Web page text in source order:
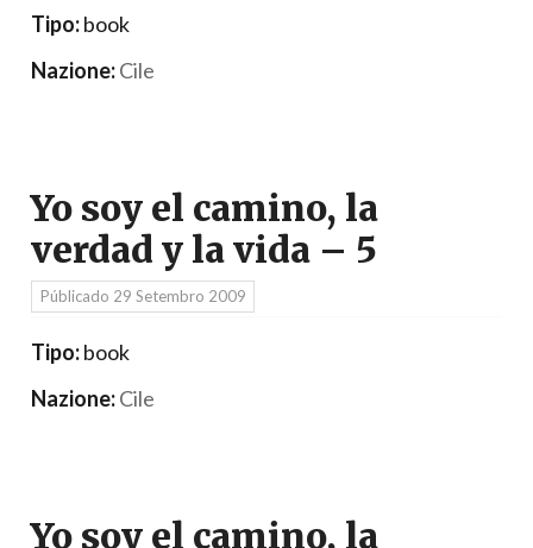
Tipo:book
Nazione:Cile
Yo soy el camino, la
verdad y la vida – 5
Públicado 29 Setembro 2009
Tipo:book
Nazione:Cile
Yo soy el camino, la